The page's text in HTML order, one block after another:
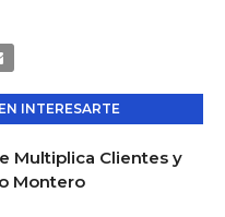
INTERESARTE
Multiplica Clientes y
Montero